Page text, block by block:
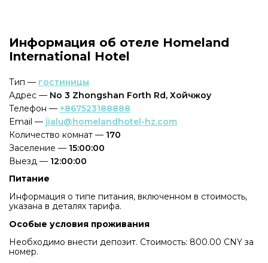
Информация об отеле Homeland
International Hotel
Тип — гостиницы
Адрес — No 3 Zhongshan Forth Rd, Хойчжоу
Телефон — +867523188888
Email — jialu@homelandhotel-hz.com
Количество комнат — 170
Заселение — 15:00:00
Выезд — 12:00:00
Питание
Информация о типе питания, включенном в стоимость,
указана в деталях тарифа.
Особые условия проживания
Необходимо внести депозит. Стоимость: 800.00 CNY за
номер.